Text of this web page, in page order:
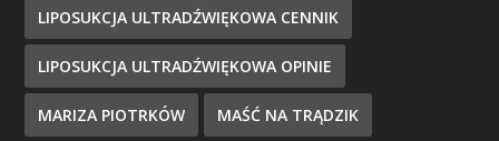
LIPOSUKCJA ULTRADŹWIĘKOWA CENNIK
LIPOSUKCJA ULTRADŹWIĘKOWA OPINIE
MARIZA PIOTRKÓW MAŚĆ NA TRĄDZIK